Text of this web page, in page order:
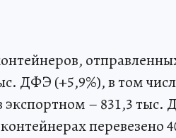
ДФЭ (+5,9%), в том
экспортном – 831,3 тыс.
перевезено